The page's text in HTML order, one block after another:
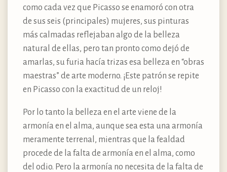
como cada vez que Picasso se enamoró con otra
de sus seis (principales) mujeres, sus pinturas
más calmadas reflejaban algo de la belleza
natural de ellas, pero tan pronto como dejó de
amarlas, su furia hacía trizas esa belleza en “obras
maestras” de arte moderno. ¡Este patrón se repite
en Picasso con la exactitud de un reloj!
Por lo tanto la belleza en el arte viene de la
armonía en el alma, aunque sea esta una armonía
meramente terrenal, mientras que la fealdad
procede de la falta de armonía en el alma, como
del odio. Pero la armonía no necesita de la falta de